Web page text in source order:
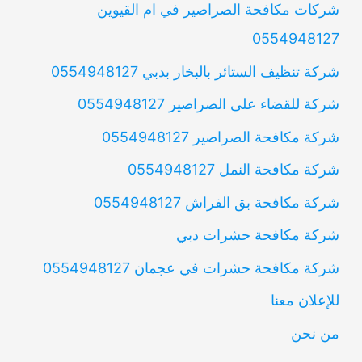
شركات مكافحة الصراصير في ام القيوين
0554948127
شركة تنظيف الستائر بالبخار بدبي 0554948127
شركة للقضاء على الصراصير 0554948127
شركة مكافحة الصراصير 0554948127
شركة مكافحة النمل 0554948127
شركة مكافحة بق الفراش 0554948127
شركة مكافحة حشرات دبي
شركة مكافحة حشرات في عجمان 0554948127
للإعلان معنا
من نحن